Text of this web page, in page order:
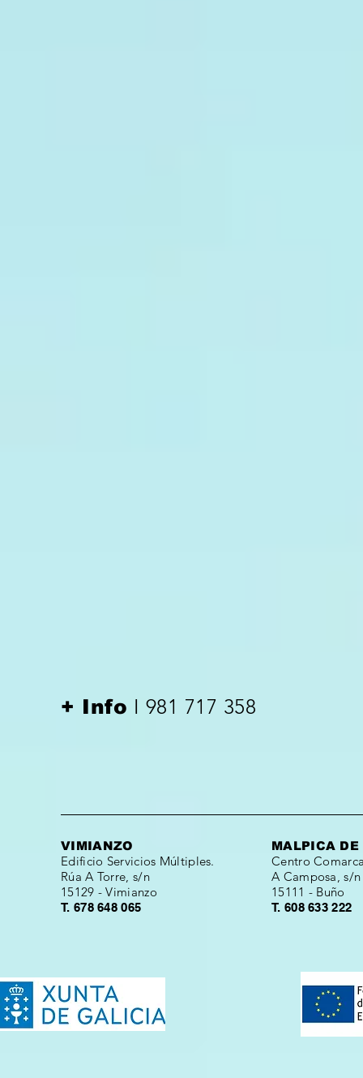
+ Info I 981 717 358
VIMIANZO
Edificio Servicios Múltiples.
Rúa A Torre, s/n
15129 - Vimianzo
T. 678 648 065
MALPICA
Centro
A Camposa, s/n
15111 - Buño
T. 608 633 222